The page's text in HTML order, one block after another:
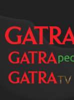
TERPOPULER